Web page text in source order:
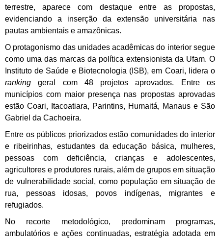
terrestre, aparece com destaque entre as propostas,
evidenciando a inserção da extensão universitária nas
pautas ambientais e amazônicas.
O protagonismo das unidades acadêmicas do interior segue
como uma das marcas da política extensionista da Ufam. O
Instituto de Saúde e Biotecnologia (ISB), em Coari, lidera o
ranking geral com 48 projetos aprovados. Entre os
municípios com maior presença nas propostas aprovadas
estão Coari, Itacoatiara, Parintins, Humaitá, Manaus e São
Gabriel da Cachoeira.
Entre os públicos priorizados estão comunidades do interior
e ribeirinhas, estudantes da educação básica, mulheres,
pessoas com deficiência, crianças e adolescentes,
agricultores e produtores rurais, além de grupos em situação
de vulnerabilidade social, como população em situação de
rua, pessoas idosas, povos indígenas, migrantes e
refugiados.
No recorte metodológico, predominam programas,
ambulatórios e ações continuadas, estratégia adotada em